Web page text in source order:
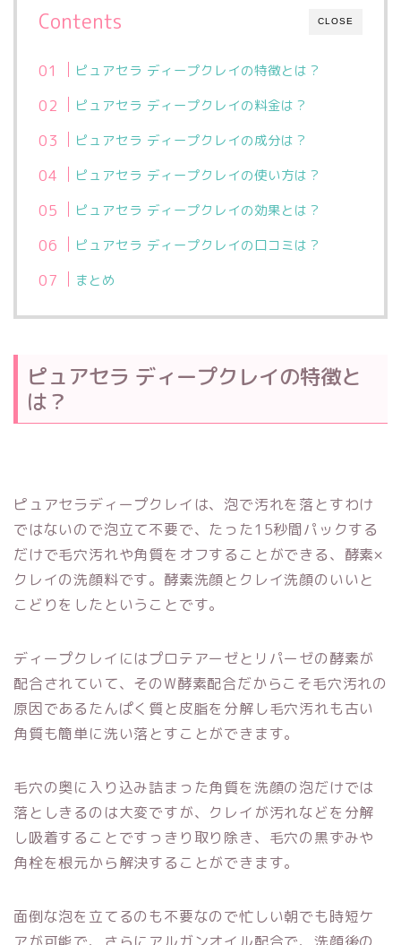
CLOSE
Contents
ピュアセラ ディープクレイの特徴とは？
ピュアセラ ディープクレイの料金は？
ピュアセラ ディープクレイの成分は？
ピュアセラ ディープクレイの使い方は？
ピュアセラ ディープクレイの効果とは？
ピュアセラ ディープクレイの口コミは？
まとめ
ピュアセラ ディープクレイの特徴と
は？
ピュアセラディープクレイは、 泡で汚れを落とすわけ
ではないので泡立て不要で、 たった15秒間パックする
だけで毛穴汚れや角質をオフすることができる、酵素×
クレイの洗顔料です。 酵素洗顔とクレイ洗顔のいいと
こどりをしたということです。
ディープクレイにはプロテアーゼとリパーゼの酵素が
配合されていて、そのW酵素配合だからこそ毛穴汚れの
原因であるたんぱく質と皮脂を分解し毛穴汚れも古い
角質も簡単に洗い落とすことができます。
毛穴の奥に入り込み詰まった角質を洗顔の泡だけでは
落としきるのは大変ですが、クレイが汚れなどを 分解
し吸着することですっきり取り除き、毛穴の黒ずみや
角栓を根元から解決することができます。
面倒な泡を立てるのも不要なので忙しい朝でも時短ケ